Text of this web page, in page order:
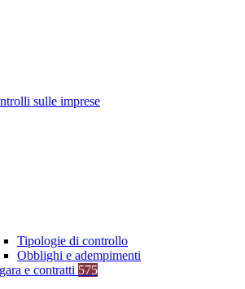
sulle imprese
Tipologie di controllo
Obblighi e adempimenti
e contratti 575